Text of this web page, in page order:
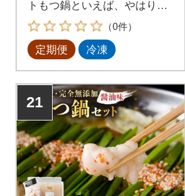
トもつ鍋といえば、やはり一
番気になるのは【もつ】九州
産の生の牛もつを最短ルート
で新鮮な状態で仕入れ、長年
急速冷凍技術により、ぷりっ
ぷりで甘い極上のもつに仕上
がっております。
（0件）
定期便 冷凍
21